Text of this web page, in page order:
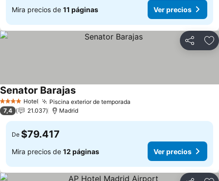
Mira precios de 11 páginas Ver precios
Compartir
4 EstrellasHotel Piscina exterior de temporada
Senator Barajas
7,4 21.037 Madrid
De $79.417
Mira precios de 12 páginas Ver precios